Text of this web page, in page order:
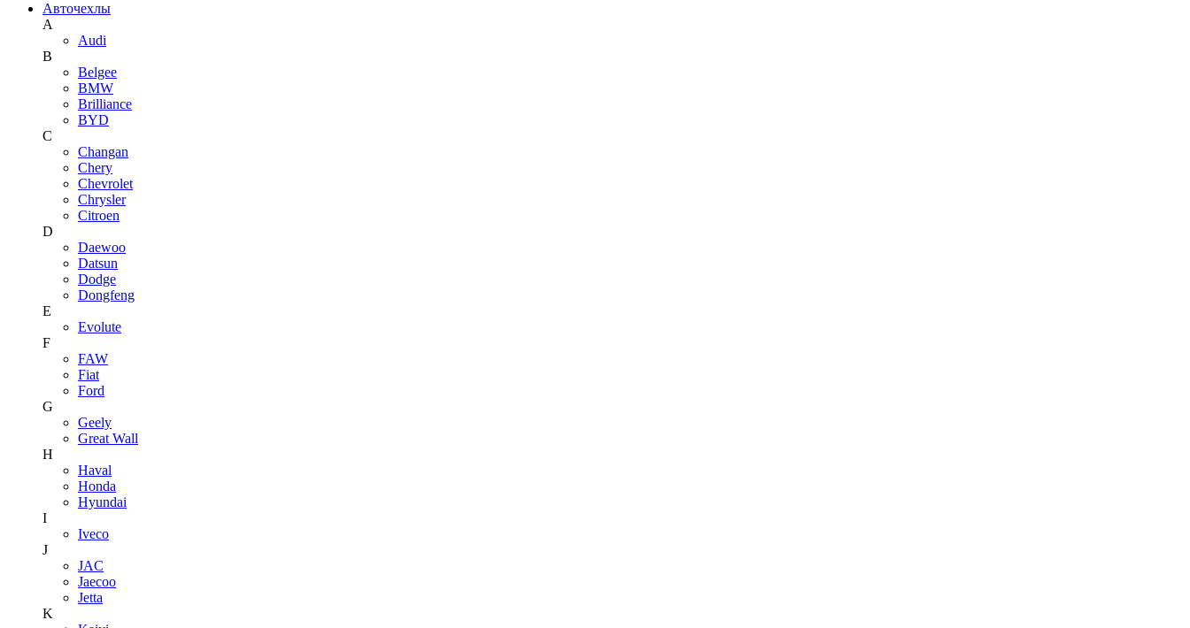
Авточехлы
A
Audi
B
Belgee
BMW
Brilliance
BYD
C
Changan
Chery
Chevrolet
Chrysler
Citroen
D
Daewoo
Datsun
Dodge
Dongfeng
E
Evolute
F
FAW
Fiat
Ford
G
Geely
Great Wall
H
Haval
Honda
Hyundai
I
Iveco
J
JAC
Jaecoo
Jetta
K